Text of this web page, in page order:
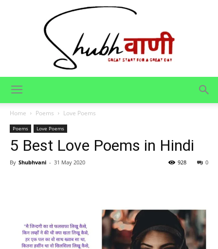
Home Poems Love Poems
Poems Love Poems
5 Best Love Poems in Hindi
By Shubhvani - 31 May 2020 0
928